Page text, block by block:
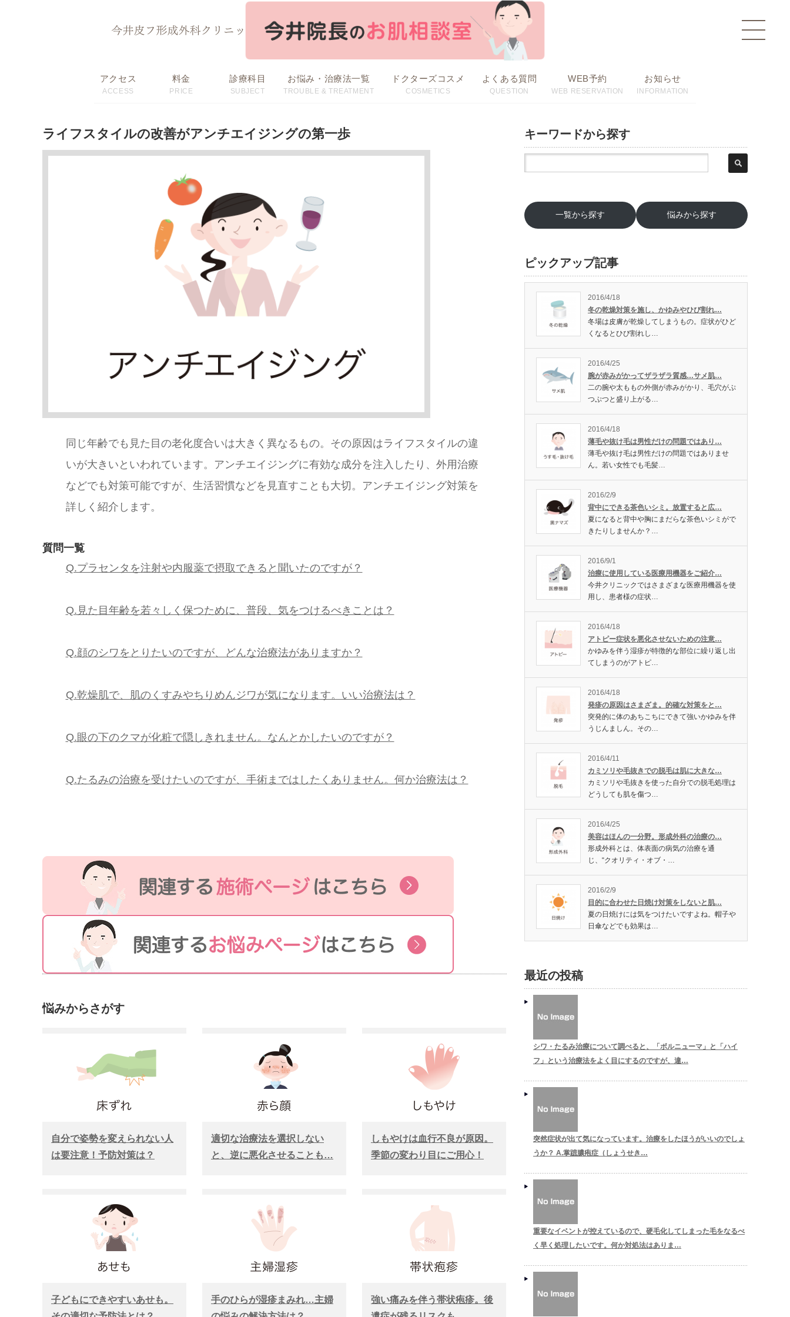
アクセス
ACCESS
料金
PRICE
診療科目
SUBJECT
お悩み・治療法一覧
TROUBLE & TREATMENT
ドクターズコスメ
COSMETICS
よくある質問
QUESTION
WEB予約
WEB RESERVATION
お知らせ
INFORMATION
toggle
ライフスタイルの改善がアンチエイジングの第一歩
同じ年齢でも見た目の老化度合いは大きく異なるもの。その原因はライフスタイルの違
いが大きいといわれています。アンチエイジングに有効な成分を注入したり、外用治療
などでも対策可能ですが、生活習慣などを見直すことも大切。アンチエイジング対策を
詳しく紹介します。
質問一覧
Q.プラセンタを注射や内服薬で摂取できると聞いたのですが？
Q.見た目年齢を若々しく保つために、普段、気をつけるべきことは？
Q.顔のシワをとりたいのですが、どんな治療法がありますか？
Q.乾燥肌で、肌のくすみやちりめんジワが気になります。いい治療法は？
Q.眼の下のクマが化粧で隠しきれません。なんとかしたいのですが？
Q.たるみの治療を受けたいのですが、手術まではしたくありません。何か治療法は？
悩みからさがす
自分で姿勢を変えられない人
は要注意！予防対策は？
適切な治療法を選択しない
と、逆に悪化させることも…
しもやけは血行不良が原因。
季節の変わり目にご用心！
子どもにできやすいあせも。
手のひらが湿疹まみれ…主婦
強い痛みを伴う帯状疱疹。後
キーワードから探す
一覧から探す 悩みから探す
ピックアップ記事
2016/4/18
冬の乾燥対策を施し、かゆみやひび割れ…
冬場は皮膚が乾燥してしまうもの。症状がひど
くなるとひび割れし…
2016/4/25
腕が赤みがかってザラザラ質感…サメ肌…
二の腕や太ももの外側が赤みがかり、毛穴がぷ
つぷつと盛り上がる…
2016/4/18
薄毛や抜け毛は男性だけの問題ではあり…
薄毛や抜け毛は男性だけの問題ではありませ
ん。若い女性でも毛髪…
2016/2/9
背中にできる茶色いシミ。放置すると広…
夏になると背中や胸にまだらな茶色いシミがで
きたりしませんか？…
2016/9/1
治療に使用している医療用機器をご紹介…
今井クリニックではさまざまな医療用機器を使
用し、患者様の症状…
2016/4/18
アトピー症状を悪化させないための注意…
かゆみを伴う湿疹が特徴的な部位に繰り返し出
てしまうのがアトピ…
2016/4/18
発疹の原因はさまざま。的確な対策をと…
突発的に体のあちこちにできて強いかゆみを伴
うじんましん。その…
2016/4/11
カミソリや毛抜きでの脱毛は肌に大きな…
カミソリや毛抜きを使った自分での脱毛処理は
どうしても肌を傷つ…
2016/4/25
美容はほんの一分野。形成外科の治療の…
形成外科とは、体表面の病気の治療を通
じ、“クオリティ・オブ・…
2016/2/9
目的に合わせた日焼け対策をしないと肌…
夏の日焼けには気をつけたいですよね。帽子や
日傘などでも効果は…
最近の投稿
シワ・たるみ治療について調べると、「ボルニューマ」と「ハイ
フ」という治療法をよく目にするのですが、違…
突然症状が出て気になっています。治療をしたほうがいいのでしょ
うか？ A.掌蹠膿疱症（しょうせき…
重要なイベントが控えているので、硬毛化してしまった毛をなるべ
く早く処理したいです。何か対処法はありま…